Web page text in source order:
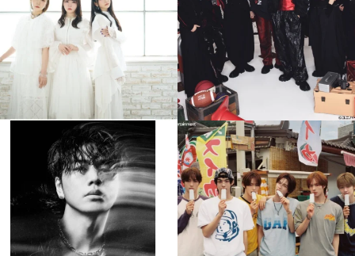
4 0 4 0
musicjapantv
💡8月特番放送決定！
...
8月 4
84 0
musicjapantv
💡8月特番放送決定！
...
8月 4
5 0